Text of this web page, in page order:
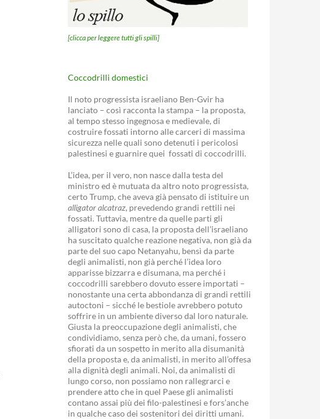
[clicca per leggere tutti gli spilli]
Coccodrilli domestici
Il noto progressista israeliano Ben-Gvir ha
lanciato – così racconta la stampa – la proposta,
al tempo stesso ingegnosa e medievale, di
costruire fossati intorno alle carceri di massima
sicurezza nelle quali sono detenuti i pericolosi
palestinesi e guarnire quei fossati di coccodrilli.
L’idea, per il vero, non nasce dalla testa del
ministro ed è mutuata da altro noto progressista,
certo Trump, che aveva già pensato di istituire un
alligator alcatraz, prevedendo grandi rettili nei
fossati. Tuttavia, mentre da quelle parti gli
alligatori sono di casa, la proposta dell’israeliano
ha suscitato qualche reazione negativa, non già da
parte del suo capo Netanyahu, bensì da parte
degli animalisti, non già perché l’idea loro
apparisse bizzarra e disumana, ma perché i
coccodrilli sarebbero dovuto essere importati –
nonostante una certa abbondanza di grandi rettili
autoctoni – sicché le bestiole avrebbero potuto
soffrire in un ambiente diverso dal loro naturale.
Giusta la preoccupazione degli animalisti, che
condividiamo, senza però che, da umani, fossero
sfiorati da un sospetto in merito alla disumanità
della proposta e, da animalisti, in merito all’offesa
alla dignità degli animali. Noi, da animalisti di
lungo corso, non possiamo non rallegrarci e
prendere atto che in quel Paese gli animalisti
contano assai più dei filo-palestinesi e fors’anche
in qualche caso dei sostenitori dei diritti umani.